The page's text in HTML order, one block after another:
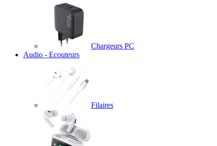
Chargeurs PC
Audio - Ecouteurs
Filaires